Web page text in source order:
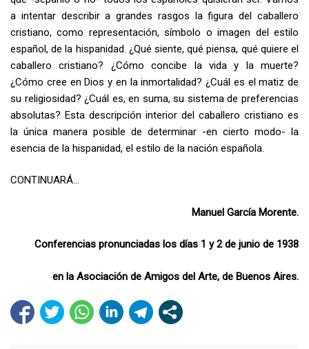
a intentar describir a grandes rasgos la figura del caballero
cristiano, como representación, símbolo o imagen del estilo
español, de la hispanidad. ¿Qué siente, qué piensa, qué quiere el
caballero cristiano? ¿Cómo concibe la vida y la muerte?
¿Cómo cree en Dios y en la inmortalidad? ¿Cuál es el matiz de
su religiosidad? ¿Cuál es, en suma, su sistema de preferencias
absolutas? Esta descripción interior del caballero cristiano es
la única manera posible de determinar -en cierto modo- la
esencia de la hispanidad, el estilo de la nación española.
CONTINUARÁ…
Manuel García Morente.
Conferencias pronunciadas los días 1 y 2 de junio de 1938
en la Asociación de Amigos del Arte, de Buenos Aires.